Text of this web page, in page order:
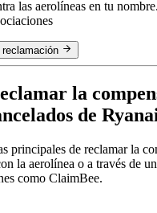
las aerolíneas en tu
reclamación
la
de
principales de reclamar la
la aerolínea o a través de
como ClaimBee.